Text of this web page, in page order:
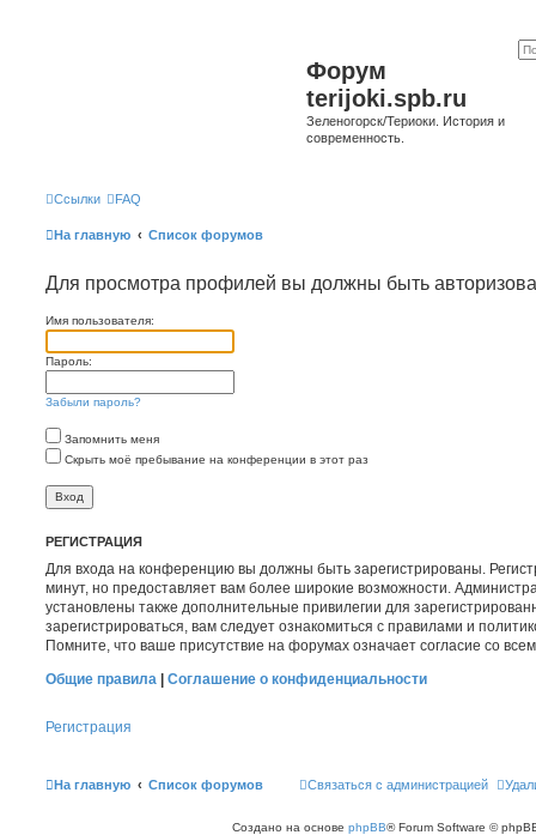
Форум
terijoki.spb.ru
Зеленогорск/Териоки. История и
современность.
Ссылки FAQ
На главную Список форумов
Для просмотра профилей вы должны быть
Имя пользователя:
Пароль:
Забыли пароль?
Запомнить меня
Скрыть моё пребывание на конференции в этот раз
РЕГИСТРАЦИЯ
Для входа на конференцию вы должны быть зарегистрированы.
минут, но предоставляет вам более широкие возможности.
установлены также дополнительные привилегии для
зарегистрироваться, вам следует ознакомиться с правилами и
Помните, что ваше присутствие на форумах означает согласие со
Общие правила
Соглашение о конфиденциальности
Регистрация
На главную Список форумов Связаться с администрацией
Создано на основе phpBB® Forum Software ©